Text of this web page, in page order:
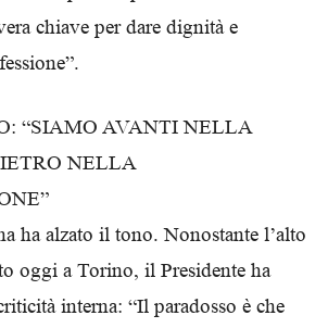
chiave per dare dignità e
“SIAMO AVANTI NELLA
NELLA
ha alzato il tono. Nonostante l’alto
oggi a Torino, il Presidente ha
interna: “Il paradosso è che